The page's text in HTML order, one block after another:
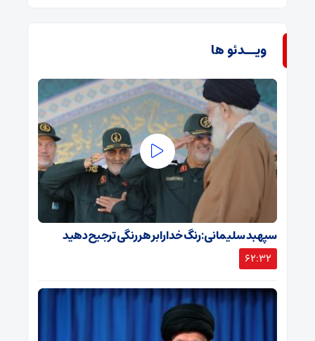
ویــدئو ها
سپهبد سلیمانی: رنگ خدا را بر هر رنگی ترجیح دهید
62:32